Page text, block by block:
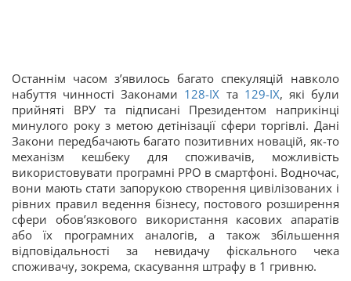
Останнім часом з’явилось багато спекуляцій навколо
набуття чинності Законами 128-IX та 129-IX, які були
прийняті ВРУ та підписані Президентом наприкінці
минулого року з метою детінізації сфери торгівлі. Дані
Закони передбачають багато позитивних новацій, як-то
механізм кешбеку для споживачів, можливість
використовувати програмні РРО в смартфоні. Водночас,
вони мають стати запорукою створення цивілізованих і
рівних правил ведення бізнесу, постового розширення
сфери обов’язкового використання касових апаратів
або їх програмних аналогів, а також збільшення
відповідальності за невидачу фіскального чека
споживачу, зокрема, скасування штрафу в 1 гривню.